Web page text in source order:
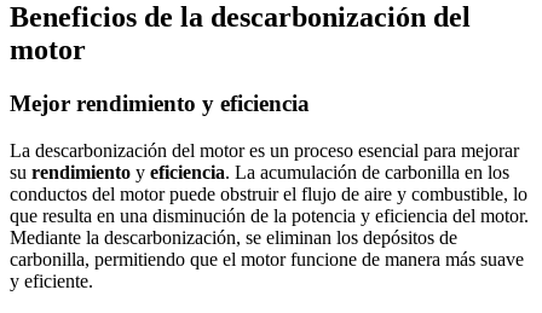
Beneficios de la descarbonización del
motor
Mejor rendimiento y eficiencia
La descarbonización del motor es un proceso esencial para mejorar
su rendimiento y eficiencia. La acumulación de carbonilla en los
conductos del motor puede obstruir el flujo de aire y combustible, lo
que resulta en una disminución de la potencia y eficiencia del motor.
Mediante la descarbonización, se eliminan los depósitos de
carbonilla, permitiendo que el motor funcione de manera más suave
y eficiente.